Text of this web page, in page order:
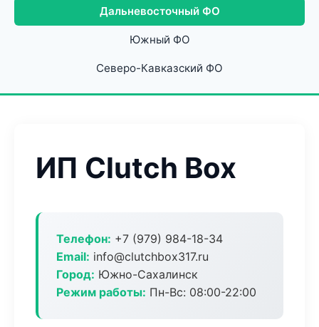
Дальневосточный ФО
Южный ФО
Северо-Кавказский ФО
ИП Clutch Box
Телефон: +7 (979) 984-18-34
Email: info@clutchbox317.ru
Город: Южно-Сахалинск
Режим работы: Пн-Вс: 08:00-22:00